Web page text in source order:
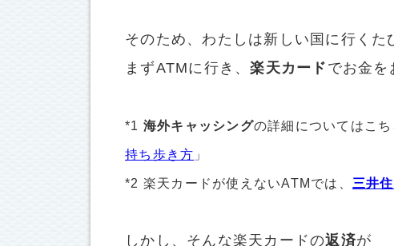
そのため、わたしは新しい国に行くた
まずATMに行き、楽天カード でお金を
*1 海外キャッシングの詳細についてはこ
持ち歩き方 」
*2 楽天カードが使えないATMでは、 三井
しかし、そんな楽天カードの返済が